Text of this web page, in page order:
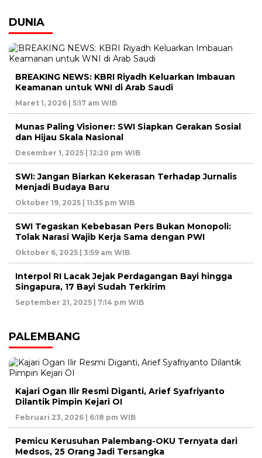
DUNIA
BREAKING NEWS: KBRI Riyadh Keluarkan Imbauan
Keamanan untuk WNI di Arab Saudi
Maret 1, 2026 | 5:17 am WIB
Munas Paling Visioner: SWI Siapkan Gerakan Sosial
dan Hijau Skala Nasional
Desember 1, 2025 | 12:20 pm WIB
SWI: Jangan Biarkan Kekerasan Terhadap Jurnalis
Menjadi Budaya Baru
Oktober 19, 2025 | 11:35 pm WIB
SWI Tegaskan Kebebasan Pers Bukan Monopoli:
Tolak Narasi Wajib Kerja Sama dengan PWI
Oktober 6, 2025 | 3:59 am WIB
Interpol RI Lacak Jejak Perdagangan Bayi hingga
Singapura, 17 Bayi Sudah Terkirim
September 21, 2025 | 7:14 pm WIB
PALEMBANG
Kajari Ogan Ilir Resmi Diganti, Arief Syafriyanto
Dilantik Pimpin Kejari OI
Februari 23, 2026 | 6:18 pm WIB
Pemicu Kerusuhan Palembang-OKU Ternyata dari
Medsos, 25 Orang Jadi Tersangka